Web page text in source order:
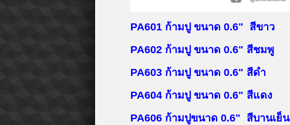
PA601 ก้ามปู ขนาด 0.6" สีขาว
PA602 ก้ามปู ขนาด 0.6" สีชมพู
PA603 ก้ามปู ขนาด 0.6" สีดำ
PA604 ก้ามปู ขนาด 0.6" สีแดง
PA606 ก้ามปูขนาด 0.6" สีบานเย็น